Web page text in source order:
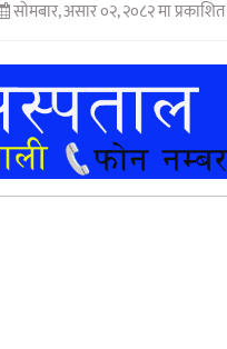
सोमबार, असार ०२, २०८२ मा प्रकाशित